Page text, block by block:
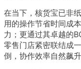
在当下，核货宝已非
用的操作节省时间成
力；更通过其卓越的
零售门店紧密联结成
倒，协作效率自然飙升